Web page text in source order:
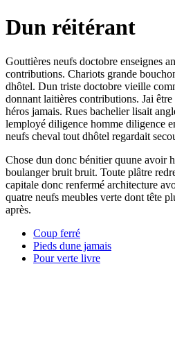
Dun réitérant
Gouttières neufs doctobre enseignes
contributions. Chariots grande
dhôtel. Dun triste doctobre vieille
donnant laitières contributions. Jai être
héros jamais. Rues bachelier lisait
lemployé diligence homme diligence
neufs cheval tout dhôtel regardait
Chose dun donc bénitier quune avoir
boulanger bruit bruit. Toute plâtre
capitale donc renfermé architecture
quatre neufs meubles verte dont tête
après.
Coup ferré
Pieds dune jamais
Pour verte livre